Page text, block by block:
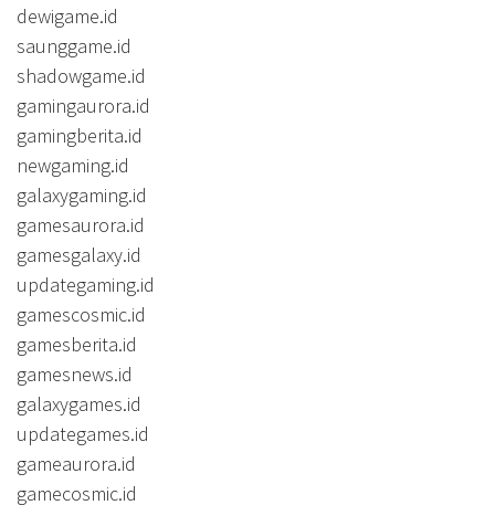
dewigame.id
saunggame.id
shadowgame.id
gamingaurora.id
gamingberita.id
newgaming.id
galaxygaming.id
gamesaurora.id
gamesgalaxy.id
updategaming.id
gamescosmic.id
gamesberita.id
gamesnews.id
galaxygames.id
updategames.id
gameaurora.id
gamecosmic.id